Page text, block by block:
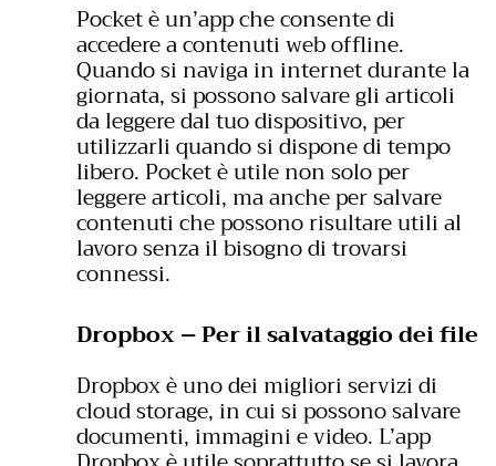
Pocket è un’app che consente di
accedere a contenuti web offline.
Quando si naviga in internet durante la
giornata, si possono salvare gli articoli
da leggere dal tuo dispositivo, per
utilizzarli quando si dispone di tempo
libero. Pocket è utile non solo per
leggere articoli, ma anche per salvare
contenuti che possono risultare utili al
lavoro senza il bisogno di trovarsi
connessi.
Dropbox – Per il salvataggio dei file
Dropbox è uno dei migliori servizi di
cloud storage, in cui si possono salvare
documenti, immagini e video. L’app